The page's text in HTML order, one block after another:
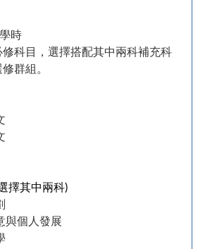
時
科目，選擇搭配其中兩科補充科
群組。
擇其中兩科)
與個人發展